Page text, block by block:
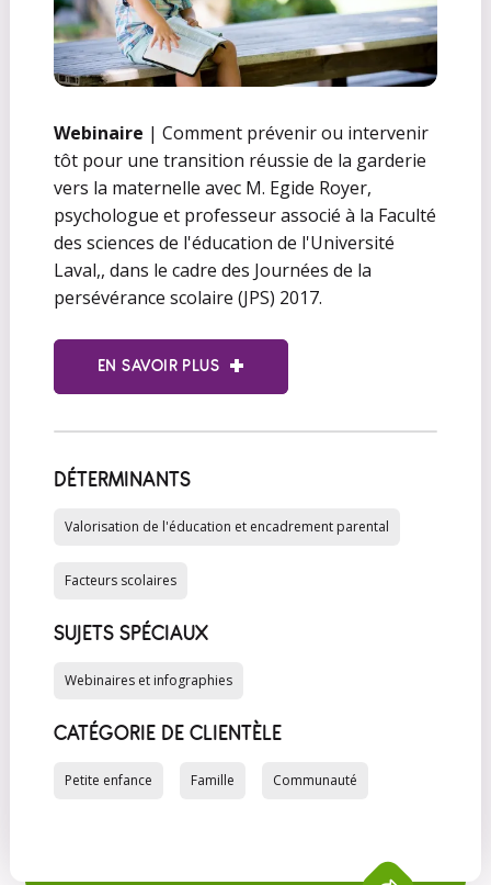
Webinaire | Comment prévenir ou intervenir
tôt pour une transition réussie de la garderie
vers la maternelle avec M. Egide Royer,
psychologue et professeur associé à la Faculté
des sciences de l'éducation de l'Université
Laval,, dans le cadre des Journées de la
persévérance scolaire (JPS) 2017.
EN SAVOIR PLUS
DÉTERMINANTS
Valorisation de l'éducation et encadrement parental
Facteurs scolaires
SUJETS SPÉCIAUX
Webinaires et infographies
CATÉGORIE DE CLIENTÈLE
Petite enfance Famille Communauté